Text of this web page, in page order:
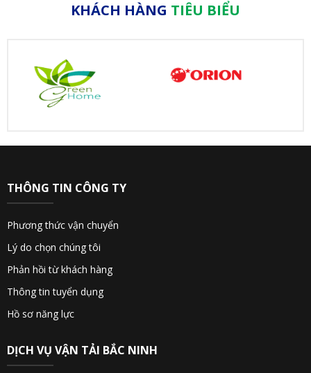
KHÁCH HÀNG TIÊU BIỂU
THÔNG TIN CÔNG TY
Phương thức vận chuyển
Lý do chọn chúng tôi
Phản hồi từ khách hàng
Thông tin tuyển dụng
Hồ sơ năng lực
DỊCH VỤ VẬN TẢI BẮC NINH